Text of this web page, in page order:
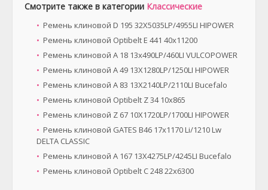
Смотрите также в категории Классические
Ремень клиновой D 195 32X5035LP/4955LI HIPOWER
Ремень клиновой Optibelt E 441 40х11200
Ремень клиновой A 18 13x490LP/460LI VULCOPOWER
Ремень клиновой A 49 13X1280LP/1250LI HIPOWER
Ремень клиновой A 83 13X2140LP/2110LI Bucefalo
Ремень клиновой Optibelt Z 34 10х865
Ремень клиновой Z 67 10X1720LP/1700LI HIPOWER
Ремень клиновой GATES B46 17x1170 Li/1210 Lw
DELTA CLASSIC
Ремень клиновой A 167 13X4275LP/4245LI Bucefalo
Ремень клиновой Optibelt C 248 22x6300